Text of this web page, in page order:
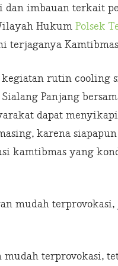
dan imbauan terkait
Hukum Polsek
terjaganya
rutin cooling
Panjang
dapat
karena
kamtibmas yang
mudah terprovokasi,
terprovokasi,